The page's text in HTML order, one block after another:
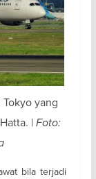
yang
| Foto:
bila terjadi